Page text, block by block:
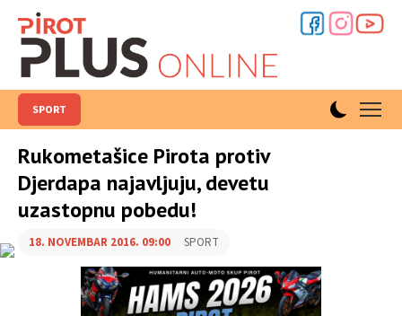
SPORT
Rukometašice Pirota protiv
Djerdapa najavljuju, devetu
uzastopnu pobedu!
18. NOVEMBAR 2016. 09:00 SPORT